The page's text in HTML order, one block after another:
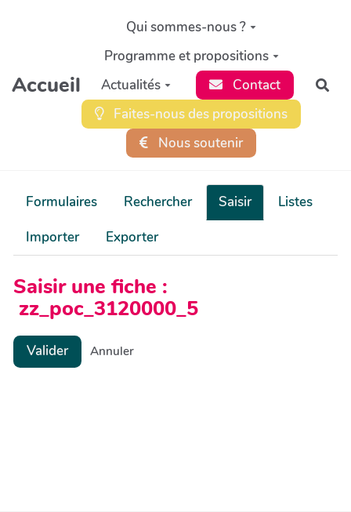
Aller au contenu principal
Accueil
Qui sommes-nous ?
Programme et propositions
Actualités
Contact
Faites-nous des propositions
Nous soutenir
Formulaires Rechercher Saisir
Listes
Importer
Exporter
Saisir une fiche :
zz_poc_3120000_5
Valider Annuler